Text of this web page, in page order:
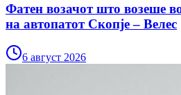
Фатен возачот што возеше
на автопатот Скопје – Велес
6 август 2026